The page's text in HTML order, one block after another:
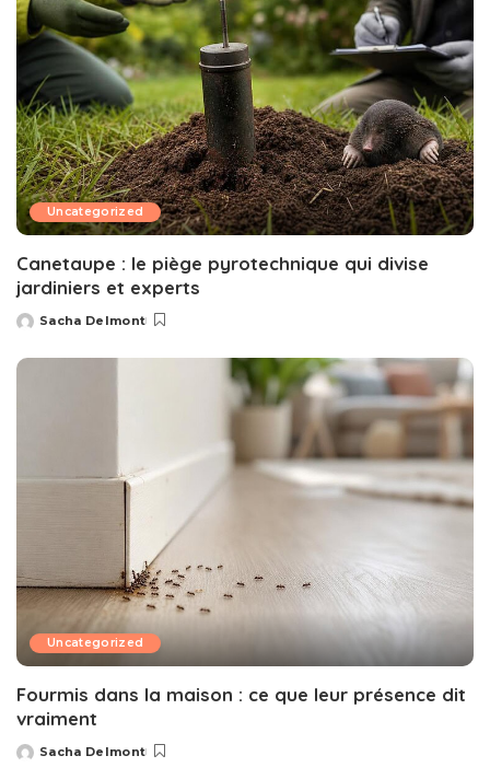
Uncategorized
Canetaupe : le piège pyrotechnique qui divise
jardiniers et experts
Posted
Sacha Delmont
Uncategorized
Fourmis dans la maison : ce que leur présence dit
vraiment
Posted
Sacha Delmont